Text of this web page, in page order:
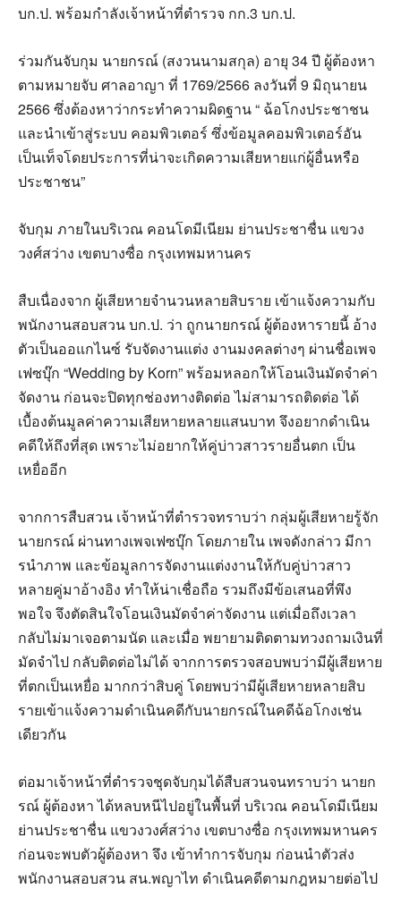
บก.ป. พร้อมกําลังเจ้าหน้าที่ตํารวจ กก.3 บก.ป.
ร่วมกันจับกุม นายกรณ์ (สงวนนามสกุล) อายุ 34 ปี ผู้ต้องหา
ตามหมายจับ ศาลอาญา ที่ 1769/2566 ลงวันที่ 9 มิถุนายน
2566 ซึ่งต้องหาว่ากระทําความผิดฐาน “ ฉ้อโกงประชาชน
และนําเข้าสู่ระบบ คอมพิวเตอร์ ซึ่งข้อมูลคอมพิวเตอร์อัน
เป็นเท็จโดยประการที่น่าจะเกิดความเสียหายแก่ผู้อื่นหรือ
ประชาชน”
จับกุม ภายในบริเวณ คอนโดมีเนียม ย่านประชาชื่น แขวง
วงศ์สว่าง เขตบางซื่อ กรุงเทพมหานคร
สืบเนื่องจาก ผู้เสียหายจํานวนหลายสิบราย เข้าแจ้งความกับ
พนักงานสอบสวน บก.ป. ว่า ถูกนายกรณ์ ผู้ต้องหารายนี้ อ้าง
ตัวเป็นออแกไนซ์ รับจัดงานแต่ง งานมงคลต่างๆ ผ่านชื่อเพจ
เฟซบุ๊ก “Wedding by Korn” พร้อมหลอกให้โอนเงินมัดจําค่า
จัดงาน ก่อนจะปิดทุกช่องทางติดต่อ ไม่สามารถติดต่อ ได้
เบื้องต้นมูลค่าความเสียหายหลายแสนบาท จึงอยากดําเนิน
คดีให้ถึงที่สุด เพราะไม่อยากให้คู่บ่าวสาวรายอื่นตก เป็น
เหยื่ออีก
จากการสืบสวน เจ้าหน้าที่ตํารวจทราบว่า กลุ่มผู้เสียหายรู้จัก
นายกรณ์ ผ่านทางเพจเฟซบุ๊ก โดยภายใน เพจดังกล่าว มีกา
รนําภาพ และข้อมูลการจัดงานแต่งงานให้กับคู่บ่าวสาว
หลายคู่มาอ้างอิง ทําให้น่าเชื่อถือ รวมถึงมีข้อเสนอที่พึง
พอใจ จึงตัดสินใจโอนเงินมัดจําค่าจัดงาน แต่เมื่อถึงเวลา
กลับไม่มาเจอตามนัด และเมื่อ พยายามติดตามทวงถามเงินที่
มัดจําไป กลับติดต่อไม่ได้ จากการตรวจสอบพบว่ามีผู้เสียหาย
ที่ตกเป็นเหยื่อ มากกว่าสิบคู่ โดยพบว่ามีผู้เสียหายหลายสิบ
รายเข้าแจ้งความดําเนินคดีกับนายกรณ์ในคดีฉ้อโกงเช่น
เดียวกัน
ต่อมาเจ้าหน้าที่ตํารวจชุดจับกุมได้สืบสวนจนทราบว่า นายก
รณ์ ผู้ต้องหา ได้หลบหนีไปอยู่ในพื้นที่ บริเวณ คอนโดมีเนียม
ย่านประชาชื่น แขวงวงศ์สว่าง เขตบางซื่อ กรุงเทพมหานคร
ก่อนจะพบตัวผู้ต้องหา จึง เข้าทําการจับกุม ก่อนนําตัวส่ง
พนักงานสอบสวน สน.พญาไท ดําเนินคดีตามกฎหมายต่อไป